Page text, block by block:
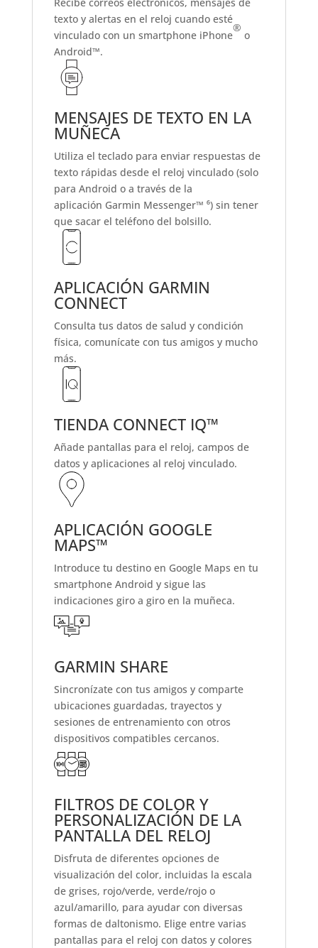
Recibe correos electrónicos, mensajes de
texto y alertas en el reloj cuando esté
vinculado con un smartphone iPhone
®
o
Android™.
MENSAJES DE TEXTO EN LA
MUÑECA
Utiliza el teclado para enviar respuestas de
texto rápidas desde el reloj vinculado (solo
para Android o a través de la
aplicación Garmin Messenger™ ⁶) sin tener
que sacar el teléfono del bolsillo.
APLICACIÓN GARMIN
CONNECT
Consulta tus datos de salud y condición
física, comunícate con tus amigos y mucho
más.
TIENDA CONNECT IQ™
Añade pantallas para el reloj, campos de
datos y aplicaciones al reloj vinculado.
APLICACIÓN GOOGLE
MAPS™
Introduce tu destino en Google Maps en tu
smartphone Android y sigue las
indicaciones giro a giro en la muñeca.
GARMIN SHARE
Sincronízate con tus amigos y comparte
ubicaciones guardadas, trayectos y
sesiones de entrenamiento con otros
dispositivos compatibles cercanos.
FILTROS DE COLOR Y
PERSONALIZACIÓN DE LA
PANTALLA DEL RELOJ
Disfruta de diferentes opciones de
visualización del color, incluidas la escala
de grises, rojo/verde, verde/rojo o
azul/amarillo, para ayudar con diversas
formas de daltonismo. Elige entre varias
pantallas para el reloj con datos y colores